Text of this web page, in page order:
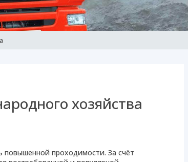
хозяйства
повышенной проходимости. За счёт